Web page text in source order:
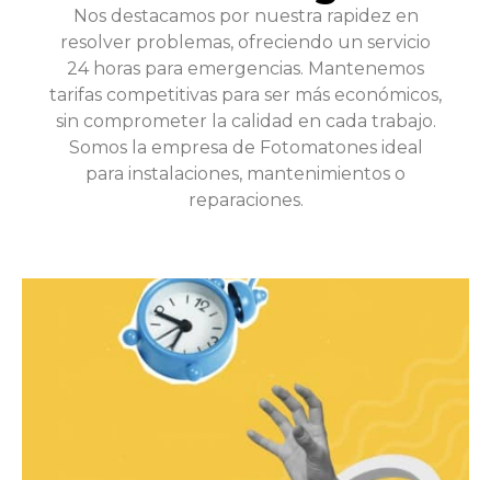
Nos destacamos por nuestra rapidez en
resolver problemas, ofreciendo un servicio
24 horas para emergencias. Mantenemos
tarifas competitivas para ser más económicos,
sin comprometer la calidad en cada trabajo.
Somos la empresa de Fotomatones ideal
para instalaciones, mantenimientos o
reparaciones.